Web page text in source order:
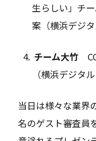
生らしい」チ
案（横浜デジ
チーム大竹CG
（横浜デジタ
当日は様々な業界
名のゲスト審査員